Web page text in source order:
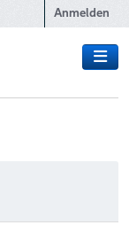
Anmelden